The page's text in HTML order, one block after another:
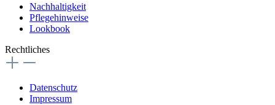
Nachhaltigkeit
Pflegehinweise
Lookbook
Rechtliches
Datenschutz
Impressum